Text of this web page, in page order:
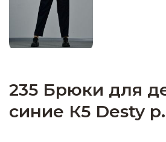
235 Брюки для
синие К5 Desty